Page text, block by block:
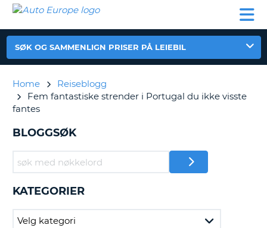
LEASING
EUROPA
LEIE
BOBIL
AUTO
EUROPE
LEIEBIL
LEASING
I
EUROPA
LEIE
BOBIL
PARTNER
MEDLEMSSKAP
MIN
SØK OG SAMMENLIGN PRISER PÅ LEIEBIL
Home
Reiseblogg
Fem fantastiske strender i Portugal du ikke visste
fantes
BLOGGSØK
KATEGORIER